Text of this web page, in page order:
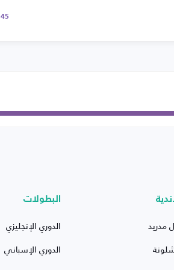
45 %
مدريد
البطولات
الدوري الإنجليزي
الدوري الإسباني